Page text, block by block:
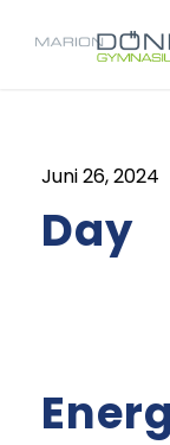
Juni 26, 2024
Day